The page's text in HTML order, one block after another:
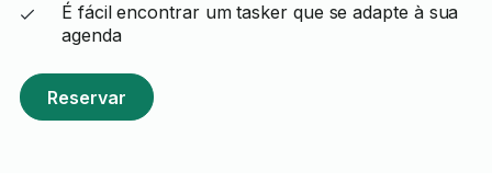
É fácil encontrar um tasker que se adapte à sua
agenda
Reservar